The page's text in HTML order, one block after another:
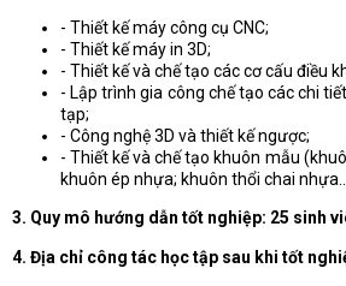
- Thiết kế máy công cụ CNC;
- Thiết kế máy in 3D;
- Thiết kế và chế tạo các cơ cấu điều
- Lập trình gia công chế tạo các chi
tạp;
- Công nghệ 3D và thiết kế ngược;
- Thiết kế và chế tạo khuôn mẫu
khuôn ép nhựa; khuôn thổi chai
3. Quy mô hướng dẫn tốt nghiệp: 25 sinh
4. Địa chỉ công tác học tập sau khi tốt